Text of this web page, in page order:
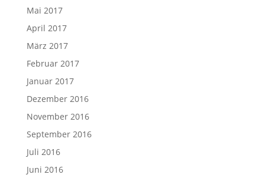
Mai 2017
April 2017
März 2017
Februar 2017
Januar 2017
Dezember 2016
November 2016
September 2016
Juli 2016
Juni 2016